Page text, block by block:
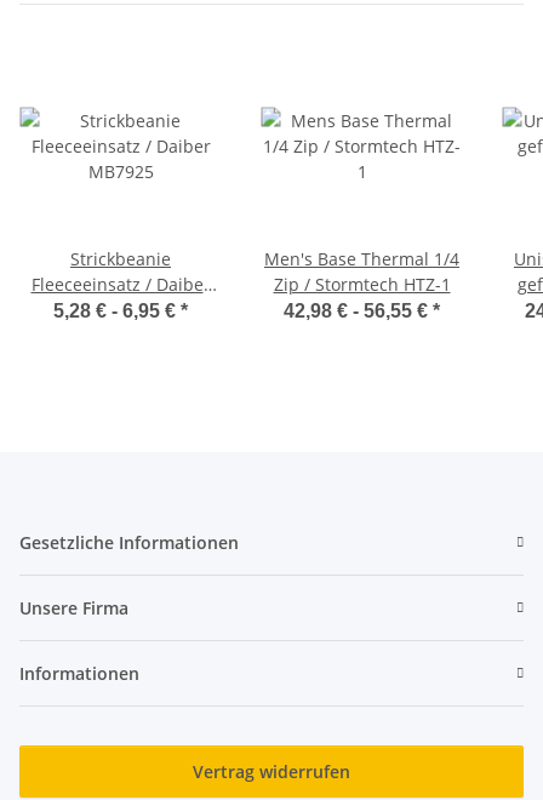
Strickbeanie
Fleeceeinsatz / Daiber
MB7925
5,28 € - 6,95 € *
Men's Base Thermal 1/4
Zip / Stormtech HTZ-1
42,98 € - 56,55 € *
Gesetzliche Informationen
Unsere Firma
Informationen
Vertrag widerrufen